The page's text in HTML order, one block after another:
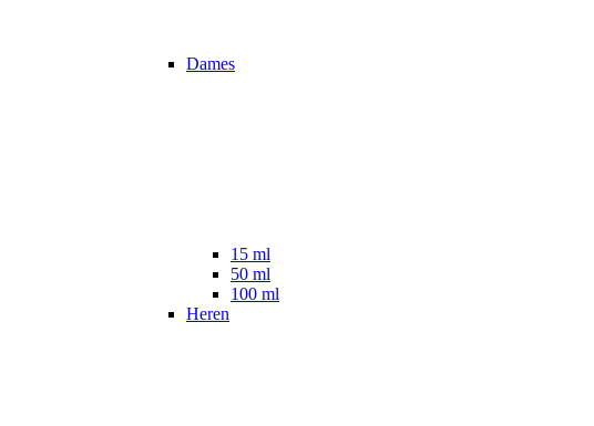
Dames
15 ml
50 ml
100 ml
Heren